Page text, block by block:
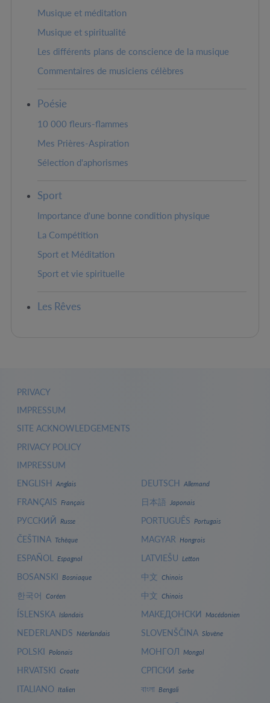
Musique et méditation
Musique et spiritualité
Les différents plans de conscience de la musique
Commentaires de musiciens célèbres
Poésie
10 000 fleurs-flammes
Mes Prières-Aspiration
Sélection d'aphorismes
Sport
Importance d'une bonne condition physique
La Compétition
Sport et Méditation
Sport et vie spirituelle
Les Rêves
PRIVACY
IMPRESSUM
SITE ACKNOWLEDGEMENTS
PRIVACY POLICY
IMPRESSUM
ENGLISH Anglais
FRANÇAIS Français
РУССКИЙ Russe
ČEŠTINA Tchèque
ESPAÑOL Espagnol
BOSANSKI Bosniaque
한국어 Coréen
ÍSLENSKA Islandais
NEDERLANDS Néerlandais
POLSKI Polonais
HRVATSKI Croate
ITALIANO Italien
DEUTSCH Allemand
日本語 Japonais
PORTUGUÊS Portugais
MAGYAR Hongrois
LATVIEŠU Letton
中文 Chinois
中文 Chinois
МАКЕДОНСКИ Macédonien
SLOVENŠČINA Slovène
МОНГОЛ Mongol
СРПСКИ Serbe
বাংলা Bengali